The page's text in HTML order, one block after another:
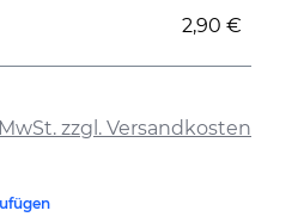
zzgl. Versandkosten
2,90 €